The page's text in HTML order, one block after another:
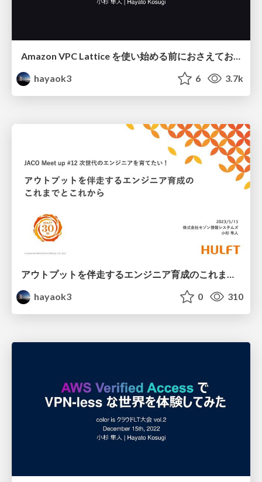
Amazon VPC Lattice を使い始める前におさえておきたいポイント n 選 / Introduction to VPC Lattice
hayaok3
6 3.7k
アウトプットを伴走するエンジニア育成のこれまでとこれから / Training engineers through the input and output learning cycle
hayaok3
0 310